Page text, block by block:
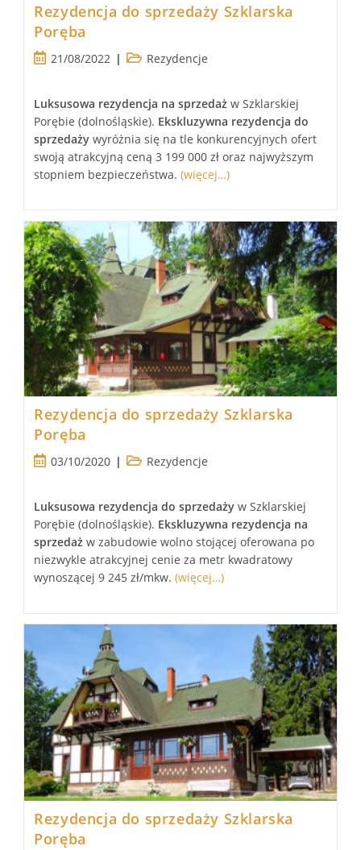
Rezydencja do sprzedaży Szklarska
Poręba
Post21/08/2022
PostRezydencje
Luksusowa rezydencja na sprzedaż w Szklarskiej
Porębie (dolnośląskie). Ekskluzywna rezydencja do
sprzedaży wyróżnia się na tle konkurencyjnych ofert
swoją atrakcyjną ceną 3 199 000 zł oraz najwyższym
stopniem bezpieczeństwa.(więcej…)
Rezydencja do sprzedaży Szklarska
Poręba
Post03/10/2020
PostRezydencje
Luksusowa rezydencja do sprzedaży w Szklarskiej
Porębie (dolnośląskie). Ekskluzywna rezydencja na
sprzedaż w zabudowie wolno stojącej oferowana po
niezwykle atrakcyjnej cenie za metr kwadratowy
wynoszącej 9 245 zł/mkw.(więcej…)
Rezydencja do sprzedaży Szklarska
Poręba